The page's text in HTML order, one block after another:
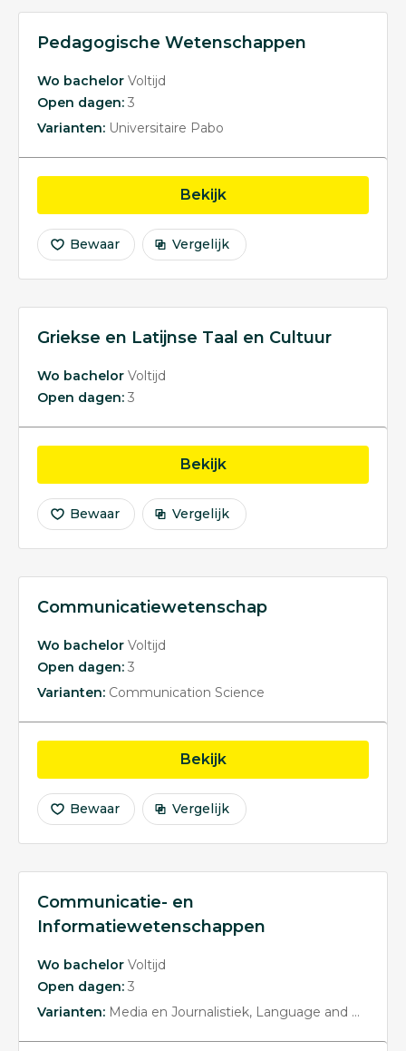
Pedagogische Wetenschappen
Wo bachelor Voltijd
Open dagen: 3
Varianten: Universitaire Pabo
Bekijkopleiding
Bewaar Vergelijk
Griekse en Latijnse Taal en Cultuur
Wo bachelor Voltijd
Open dagen: 3
Bekijkopleiding Griekse en
Bewaar Vergelijk
Communicatiewetenschap
Wo bachelor Voltijd
Open dagen: 3
Varianten: Communication Science
Bekijkopleiding
Bewaar Vergelijk
Communicatie- en
Informatiewetenschappen
Wo bachelor Voltijd
Open dagen: 3
Varianten: Media en Journalistiek Language and Media